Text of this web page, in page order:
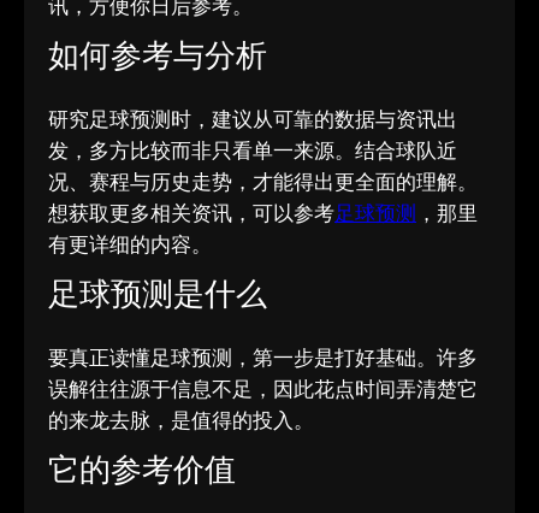
讯，方便你日后参考。
如何参考与分析
研究足球预测时，建议从可靠的数据与资讯出
发，多方比较而非只看单一来源。结合球队近
况、赛程与历史走势，才能得出更全面的理解。
想获取更多相关资讯，可以参考足球预测 ，那里
有更详细的内容。
足球预测是什么
要真正读懂足球预测，第一步是打好基础。许多
误解往往源于信息不足，因此花点时间弄清楚它
的来龙去脉，是值得的投入。
它的参考价值